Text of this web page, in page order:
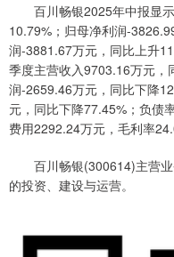
百川畅银2025年中报显示
10.79%；归母净利润-
润-3881.67万元，同比上升
季度主营收入9703.16万元，
润-2659.46万元，同比下降
元，同比下降77.45%；负债
费用2292.24万元，毛利率
百川畅银(300614)主营业
的投资、建设与运营。